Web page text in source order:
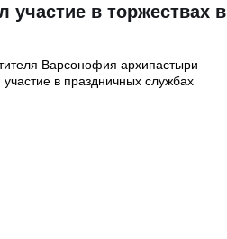
участие в торжествах в
Варсонофия архипастыри
в праздничных службах